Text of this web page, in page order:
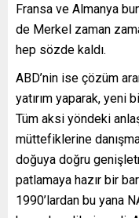
Fransa ve Almanya
de Merkel zaman
hep sözde kaldı.
ABD’nin ise çözüm
yatırım yaparak, yeni
Tüm aksi yöndeki
müttefiklerine
doğuya doğru
patlamaya hazır bir
1990’lardan bu yana